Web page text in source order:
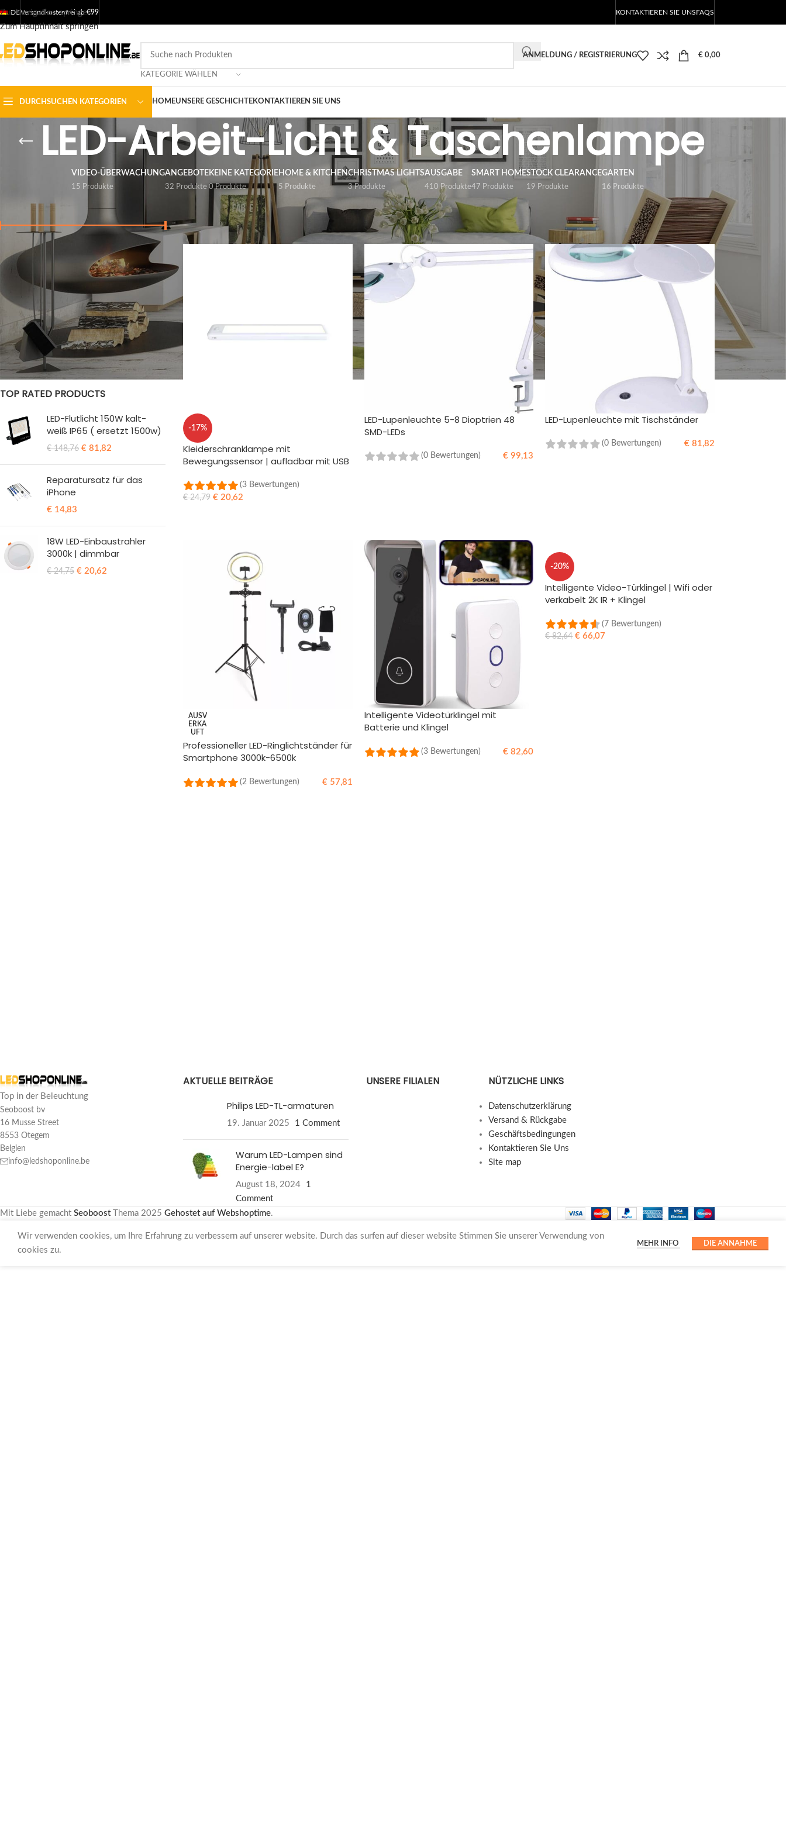
Zur Navigation springen
Zum Hauptinhalt springen
DEVersandkostenfrei ab€99 KONTAKTIEREN SIE UNSFAQS
KATEGORIE WÄHLEN
ANMELDUNG / REGISTRIERUNG € 0,00
DURCHSUCHEN KATEGORIEN HOMEUNSERE GESCHICHTEKONTAKTIEREN SIE UNS
LED-Arbeit-Licht & Taschenlampe
VIDEO-ÜBERWACHUNG
15 Produkte
ANGEBOTE
32 Produkte
KEINE KATEGORIE
0 Produkte
HOME & KITCHEN
5 Produkte
CHRISTMAS LIGHTS
3 Produkte
AUSGABE
410 Produkte
SMART HOME
47 Produkte
STOCK CLEARANCE
19 Produkte
GARTEN
16 Produkte
NACH PREIS FILTERN
FILTER
Preis:€ 20
STATUS DER BESTÄNDE
Im Verkauf
Vorrätig
TOP RATED PRODUCTS
LED-Flutlicht 150W kalt-
weiß IP65 ( ersetzt 1500w)
€148,76 € 81,82
Reparatursatz für das
iPhone
€ 14,83
18W LED-Einbaustrahler
3000k | dimmbar
€24,75 € 20,62
/Shop/Ausgabe TOOL /
LED-Arbeit-Licht & Taschenlampe
anzeigen
9 12 18
-17%
Kleiderschranklampe mit
Bewegungssensor | aufladbar mit USB
(3 Bewertungen)
€24,79 €20,62
LED-Lupenleuchte 5-8 Dioptrien 48
SMD-LEDs
(0 Bewertungen) € 99,13
LED-Lupenleuchte mit Tischständer
(0 Bewertungen) €81,82
AUSV
ERKA
UFT
Professioneller LED-Ringlichtständer für
Smartphone 3000k-6500k
(2 Bewertungen) €57,81
Intelligente Videotürklingel mit
Batterie und Klingel
(3 Bewertungen) € 82,60
-20%
Intelligente Video-Türklingel | Wifi oder
verkabelt 2K IR + Klingel
(7 Bewertungen)
€82,64 € 66,07
Top in der Beleuchtung
Seoboost bv
16 Musse Street
8553 Otegem
Belgien
info@ledshoponline.be
AKTUELLE BEITRÄGE
Philips LED-TL-armaturen
19. Januar 2025 1 Comment
Warum LED-Lampen sind
Energie-label E?
August 18, 2024
1
Comment
UNSERE FILIALEN NÜTZLICHE LINKS
Datenschutzerklärung
Versand & Rückgabe
Geschäftsbedingungen
Kontaktieren Sie Uns
Site map
Mit Liebe gemacht SeoboostThema 2025 Gehostet auf Webshoptime.
Wir verwenden cookies, um Ihre Erfahrung zu verbessern auf unserer website. Durch das surfen auf dieser website Stimmen Sie unserer Verwendung von
cookies zu.
MEHR INFO DIE ANNAHME